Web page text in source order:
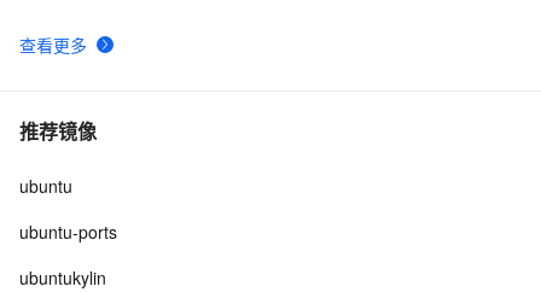
查看更多
推荐镜像
ubuntu
ubuntu-ports
ubuntukylin